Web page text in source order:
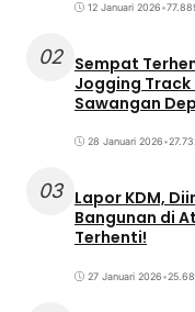
12 Januari 2026•
02 Sempat
Jogging Track
Sawangan
28 Januari 2026•
03 Lapor KDM,
Bangunan di
Terhenti!
27 Januari 2026•